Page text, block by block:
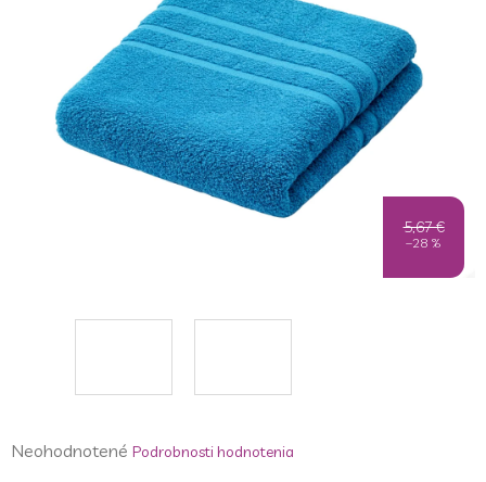
5,67 €
–28 %
Priemerné
Neohodnotené Podrobnosti hodnotenia